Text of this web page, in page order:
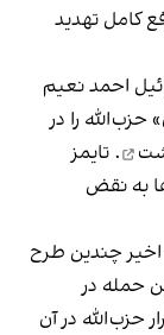
کامل تهدید
ارتش اسرائیل احمد نعیم
را در
. تایمز
به نقض
معتوق در جنگ ۱۴ ماهه اخیر چندین طرح
حمله در
حزب‌الله در آن